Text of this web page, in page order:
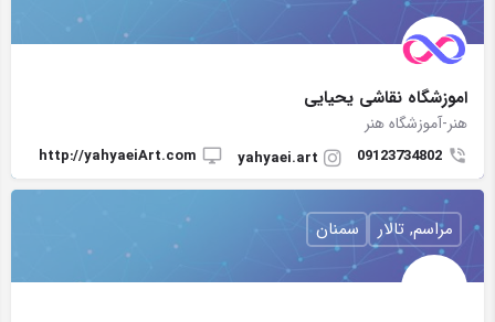
اموزشگاه نقاشی یحیایی
هنر-آموزشگاه هنر
09123734802
yahyaei.art
http://yahyaeiArt.com
مراسم, تالار سمنان